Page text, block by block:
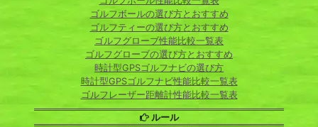
ゴルフボールの選び方とおすすめ
ゴルフティーの選び方とおすすめ
ゴルフグローブ性能比較一覧表
ゴルフグローブの選び方とおすすめ
時計型GPSゴルフナビの選び方
時計型GPSゴルフナビ性能比較一覧表
ゴルフレーザー距離計性能比較一覧表
ルール